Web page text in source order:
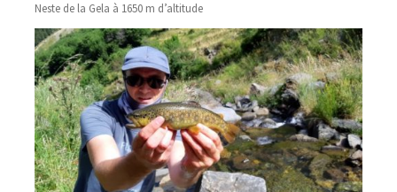
Neste de la Gela à 1650 m d’altitude